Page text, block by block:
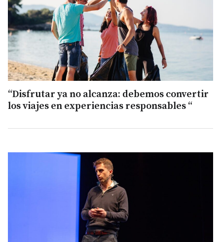
“Disfrutar ya no alcanza: debemos convertir
los viajes en experiencias responsables “